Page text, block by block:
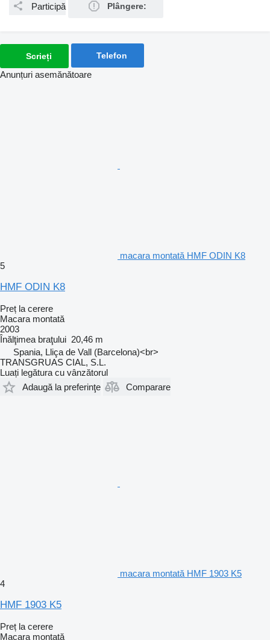
Participă Plângere:
Scrieți Telefon
Anunțuri asemănătoare
macara montată HMF ODIN K8
5
HMF ODIN K8
Preț la cerere
Macara montată
2003
Înălţimea braţului 20,46 m
Spania, Lliça de Vall (Barcelona)<br>
TRANSGRUAS CIAL, S.L.
Luați legătura cu vânzătorul
Adaugă la preferinţe
Comparare
macara montată HMF 1903 K5
4
HMF 1903 K5
Preț la cerere
Macara montată